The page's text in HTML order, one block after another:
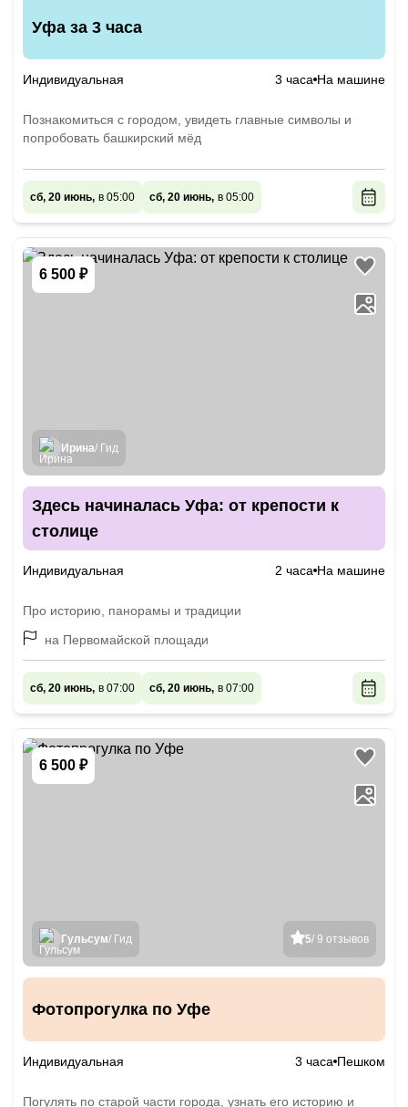
Уфа за 3 часа
Индивидуальная 3 часа На машине
Познакомиться с городом, увидеть главные символы и
попробовать башкирский мёд
сб, 20 июнь, в 05:00 сб, 20 июнь, в 05:00
6 500 ₽
Ирина/ Гид
Здесь начиналась Уфа: от крепости к
столице
Индивидуальная 2 часа На машине
Про историю, панорамы и традиции
на Первомайской площади
сб, 20 июнь, в 07:00 сб, 20 июнь, в 07:00
6 500 ₽
5/ 9 отзывов
Гульсум/ Гид
Фотопрогулка по Уфе
Индивидуальная 3 часа Пешком
Погулять по старой части города, узнать его историю и